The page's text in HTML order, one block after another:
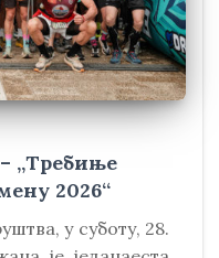
„Требиње
2026“
у суботу, 28.